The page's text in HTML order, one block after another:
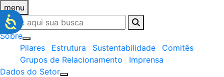
menu
Sobre
Pilares
Estrutura Sustentabilidade
Comitês
Grupos de Relacionamento
Imprensa
Dados do Setor